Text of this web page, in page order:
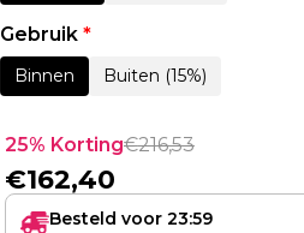
Gebruik *
Binnen Buiten (15%)
25% Korting€216,53
€162,40
Besteld voor 23:59